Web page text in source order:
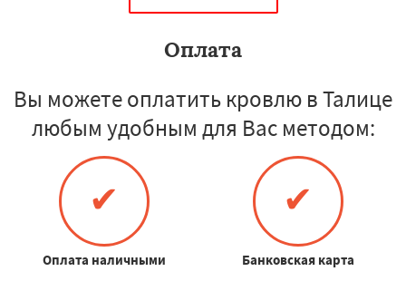
Оплата
Вы можете оплатить кровлю в Талице
любым удобным для Вас методом:
✔
Оплата наличными
✔
Банковская карта